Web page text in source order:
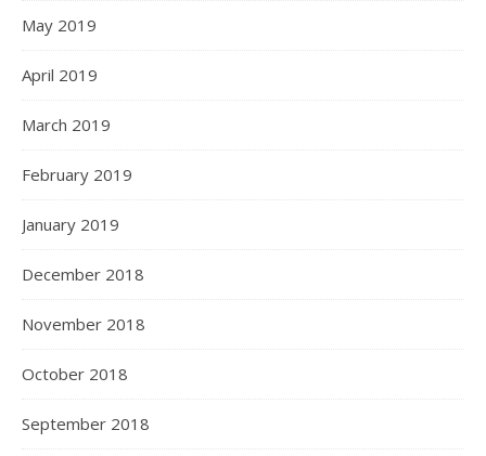
May 2019
April 2019
March 2019
February 2019
January 2019
December 2018
November 2018
October 2018
September 2018